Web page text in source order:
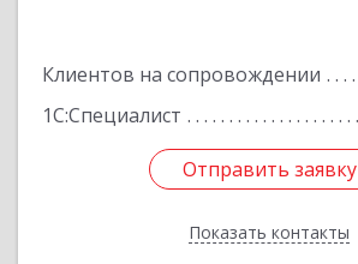
Клиентов на сопровождении
1С:Специалист
Отправить заявку
Показать контакты
Отправить заявку
Назад